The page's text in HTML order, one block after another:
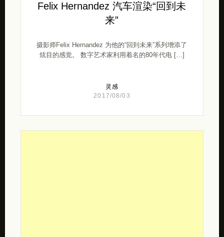
Felix Hernandez 汽车渲染“回到未
来”
摄影师Felix Hernandez 为他的“回到未来”系列增添了
炫目的感觉。 数字艺术家利用着名的80年代电 […]
灵感
2017/08/03